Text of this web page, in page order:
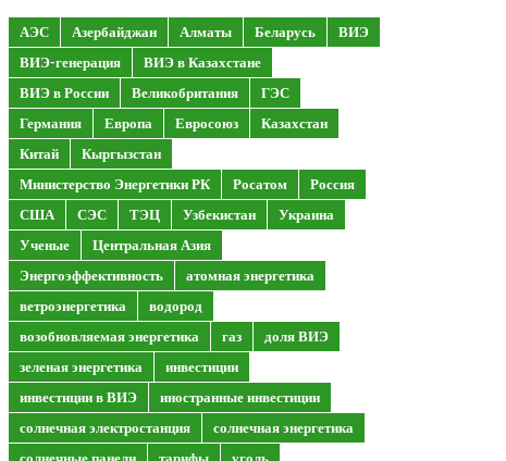
АЭС Азербайджан Алматы Беларусь
ВИЭ
ВИЭ-генерация
ВИЭ в Казахстане
ВИЭ в России
Великобритания
ГЭС
Германия
Европа Евросоюз
Казахстан
Китай
Кыргызстан
Министерство Энергетики РК
Росатом
Россия
США
СЭС ТЭЦ Узбекистан
Украина
Ученые
Центральная Азия
Энергоэффективность
атомная энергетика
ветроэнергетика
водород
возобновляемая энергетика
газ
доля ВИЭ
зеленая энергетика
инвестиции
инвестиции в ВИЭ
иностранные инвестиции
солнечная электростанция
солнечная энергетика
солнечные панели
тарифы уголь